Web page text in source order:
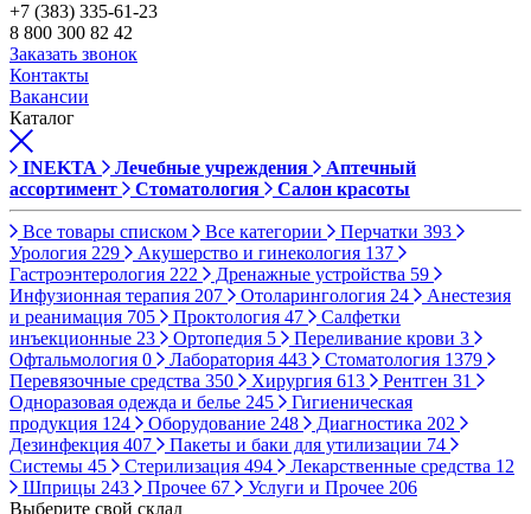
+7 (383) 335-61-23
8 800 300 82 42
Заказать звонок
Контакты
Вакансии
Каталог
INEKTA Лечебные учреждения
Аптечный
ассортимент
Стоматология Салон красоты
Все товары списком Все категории Перчатки 393
Урология 229 Акушерство и гинекология 137
Гастроэнтерология 222 Дренажные устройства 59
Инфузионная терапия 207 Отоларингология 24
Анестезия
и реанимация 705 Проктология 47
Салфетки
инъекционные 23 Ортопедия 5 Переливание крови 3
Офтальмология 0 Лаборатория 443 Стоматология 1379
Перевязочные средства 350 Хирургия 613 Рентген 31
Одноразовая одежда и белье 245
Гигиеническая
продукция 124 Оборудование 248 Диагностика 202
Дезинфекция 407 Пакеты и баки для утилизации 74
Системы 45 Стерилизация 494 Лекарственные средства 12
Шприцы 243 Прочее 67 Услуги и Прочее 206
Выберите свой склад